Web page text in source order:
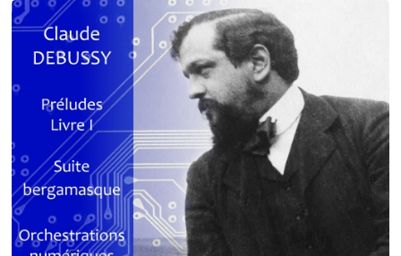
Debussy - Schmitt - Ravel
orchestrations numériques par Francis Gorgé